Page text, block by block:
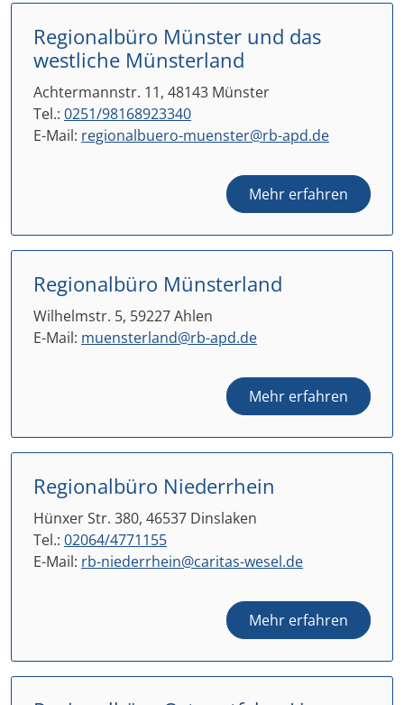
Regionalbüro Münster und das
westliche Münsterland
Achtermannstr. 11, 48143 Münster
Tel.: 0251/98168923340
E-Mail: regionalbuero-muenster@rb-apd.de
Mehr erfahren
Regionalbüro Münsterland
Wilhelmstr. 5, 59227 Ahlen
E-Mail: muensterland@rb-apd.de
Mehr erfahren
Regionalbüro Niederrhein
Hünxer Str. 380, 46537 Dinslaken
Tel.: 02064/4771155
E-Mail: rb-niederrhein@caritas-wesel.de
Mehr erfahren